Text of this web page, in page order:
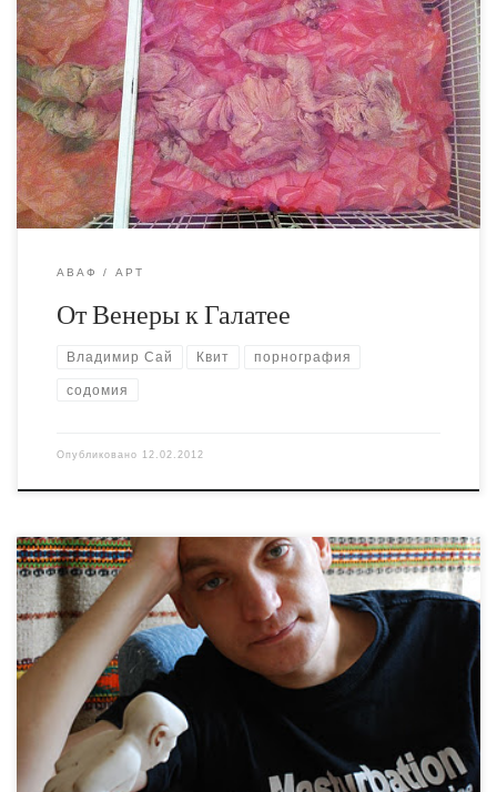
Очередной пост на избитую тему. Концепция для
порнографического рассказа. Сергей Квит влюбляется
в “Кожаную Венеру” Владимира Сая. Он понимает, что
это чувство обречено. Скульптура из куриной кожи не
может существовать без холодильника. Но преступная
страсть сильнее чем разум и сильнее чем приличия.
Бюрократ запирается в галерее, объявляет о закрытии
выставки, […]
АВАФ АРТ
От Венеры к Галатее
Владимир Сай Квит порнография
содомия
Опубликовано 12.02.2012
Адвокат Евгения Закревская повторила зверское
преступление, совершённое правозащитником
Дмитрием Гройсманом.
http://lj.rossia.org/users/evgenizakrevska/295.html Теперь,
по логике вещей, в её адрес должно быть выставлено
официальное обвинение. Причём выставлять его
должен не кто-нибудь, а генеральный прокурор – более
мелкая шишка не может открывать дело в адрес
адвоката. Пшонка будет вынужден либо в очередной
раз […]